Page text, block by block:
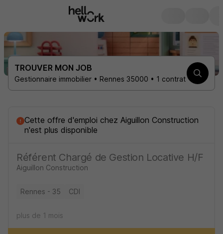
TROUVER MON JOB
Gestionnaire immobilier • Rennes 35000 • 1 contrat
Cette offre d'emploi chez Aiguillon Construction
n'est plus disponible
Référent Chargé de Gestion Locative H/F
Aiguillon Construction
Rennes - 35 CDI
plus de 1 mois